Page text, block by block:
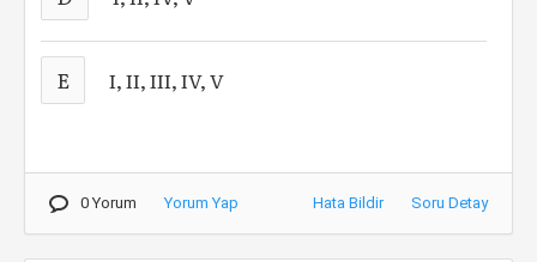
E I, II, III, IV, V
0 Yorum Yorum Yap Hata Bildir Soru Detay